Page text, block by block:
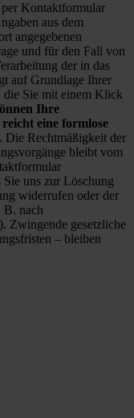
Kontaktformular
aus dem
angegebenen
und für den Fall von
der in das
auf Grundlage Ihrer
Sie mit einem Klick
Ihre
eine formlose
. Die Rechtmäßigkeit der
bleibt vom
Sie uns zur Löschung
widerrufen oder der
B. nach
Zwingende gesetzliche
– bleiben